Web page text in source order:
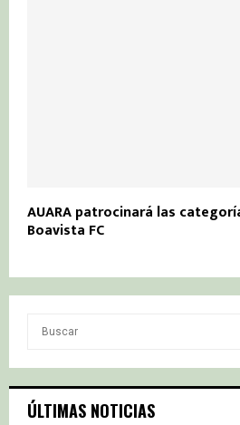
AUARA patrocinará las
Boavista FC
c
h
ÚLTIMAS NOTICIAS